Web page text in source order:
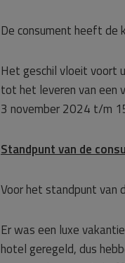
De consument heeft de
Het geschil vloeit voort
tot het leveren van een
3 november 2024 t/m
Standpunt van de
Voor het standpunt van
Er was een luxe
hotel geregeld, dus